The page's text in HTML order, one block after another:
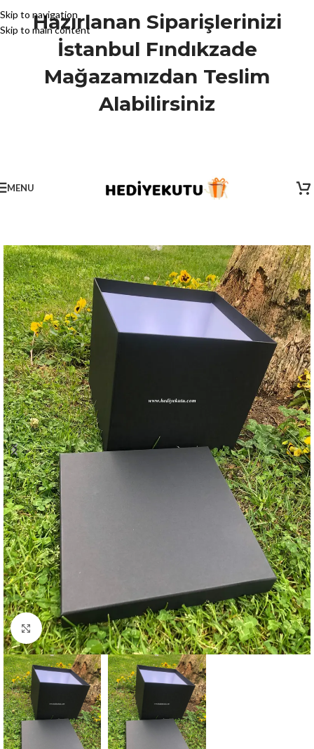
Skip to navigation
Skip to main content
Hazırlanan Siparişlerinizi
İstanbul Fındıkzade
Mağazamızdan Teslim
Alabilirsiniz
MENU
Click to enlarge